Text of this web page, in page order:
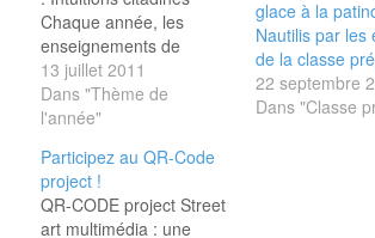
Chaque année, les
enseignements de
l’école d’Arts Plastiques
se structurent autours
d’une proposition de
L’exploration du
Labyrinthe a précédé le
Fil du regard. Après
13 juillet 2011
Dans "Thème de
l'année"
glace à la
Nautilis par les
de la classe
22 septembre
Dans "Classe
Participez au QR-Code
project !
QR-CODE project Street
art multimédia : une